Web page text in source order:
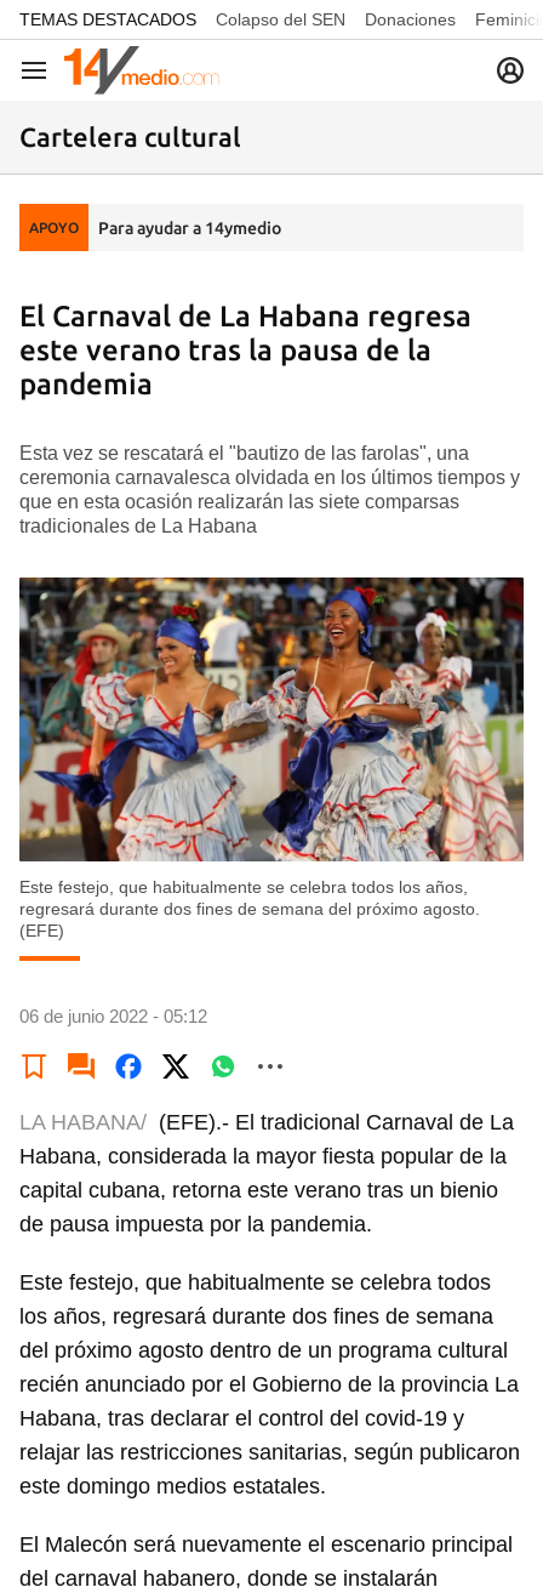
common.go-to-content
TEMAS DESTACADOS Colapso del SEN Donaciones
Navegación
Cartelera cultural
APOYO Para ayudar a 14ymedio
El Carnaval de La Habana regresa
este verano tras la pausa de la
pandemia
Esta vez se rescatará el "bautizo de las farolas", una
ceremonia carnavalesca olvidada en los últimos tiempos y
que en esta ocasión realizarán las siete comparsas
tradicionales de La Habana
Este festejo, que habitualmente se celebra todos los años,
regresará durante dos fines de semana del próximo agosto.
(EFE)
06 de junio 2022 - 05:12
LA HABANA/ (EFE).- El tradicional Carnaval de La
Habana, considerada la mayor fiesta popular de la
capital cubana, retorna este verano tras un bienio
de pausa impuesta por la pandemia.
Este festejo, que habitualmente se celebra todos
los años, regresará durante dos fines de semana
del próximo agosto dentro de un programa cultural
recién anunciado por el Gobierno de la provincia La
Habana, tras declarar el control del covid-19 y
relajar las restricciones sanitarias, según publicaron
este domingo medios estatales.
El Malecón será nuevamente el escenario principal
del carnaval habanero, donde se instalarán